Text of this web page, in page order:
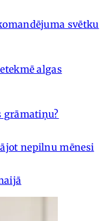
svētku
algas
grāmatiņu?
nepilnu mēnesi